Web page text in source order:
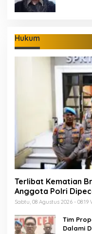
Hukum
Terlibat Kematian Brigadir
Anggota Polri
Sabtu, 08 Agustus 2026 - 08:19
Tim
Dalami